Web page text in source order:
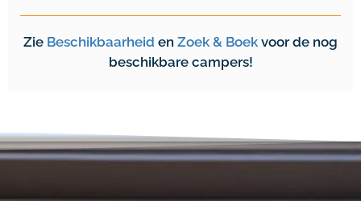
Zie Beschikbaarheid en Zoek & Boek voor de nog
beschikbare campers!